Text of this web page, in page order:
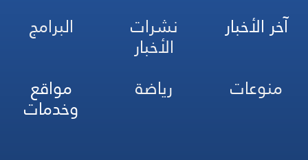
آخر الأخبار نشرات
الأخبار
البرامج
منوعات
رياضة مواقع
وخدمات